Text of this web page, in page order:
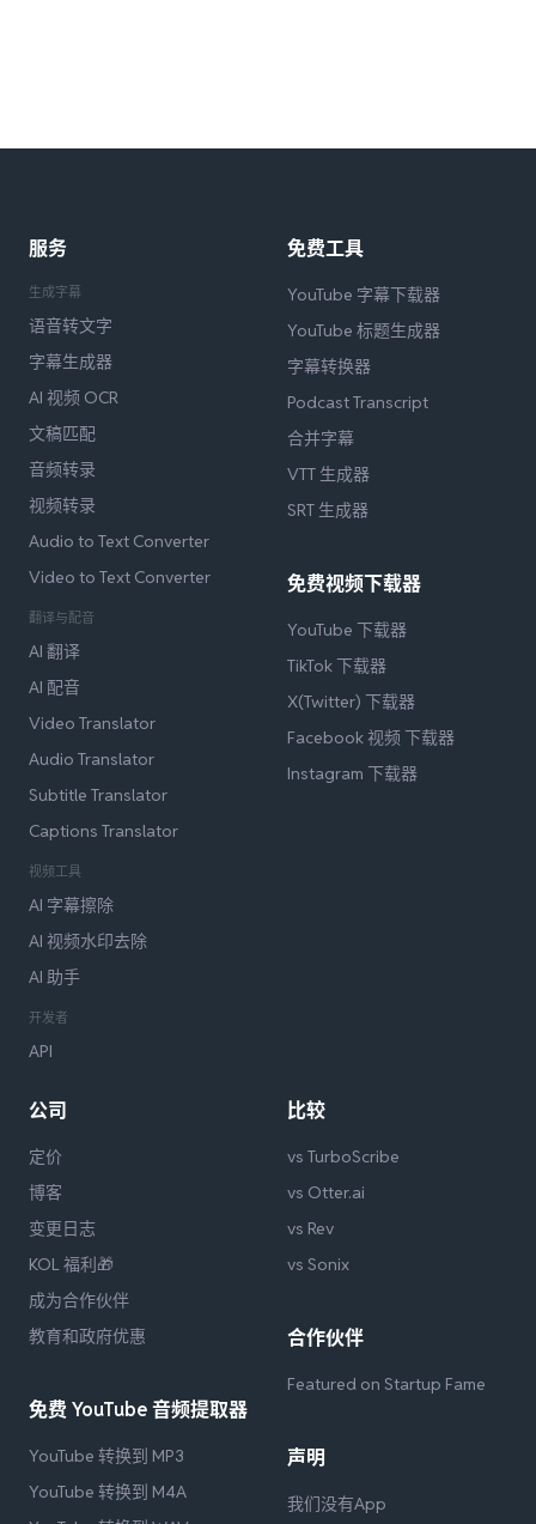
服务
生成字幕
语音转文字
字幕生成器
AI 视频 OCR
文稿匹配
音频转录
视频转录
Audio to Text Converter
Video to Text Converter
翻译与配音
AI 翻译
AI 配音
Video Translator
Audio Translator
Subtitle Translator
Captions Translator
视频工具
AI 字幕擦除
AI 视频水印去除
AI 助手
开发者
API
免费工具
YouTube 字幕下载器
YouTube 标题生成器
字幕转换器
Podcast Transcript
合并字幕
VTT 生成器
SRT 生成器
免费视频下载器
YouTube 下载器
TikTok 下载器
X(Twitter) 下载器
Facebook 视频 下载器
Instagram 下载器
公司
定价
博客
变更日志
KOL 福利🎁
成为合作伙伴
教育和政府优惠
免费 YouTube 音频提取器
YouTube 转换到 MP3
YouTube 转换到 M4A
比较
vs TurboScribe
vs Otter.ai
vs Rev
vs Sonix
合作伙伴
Featured on Startup Fame
声明
我们没有App